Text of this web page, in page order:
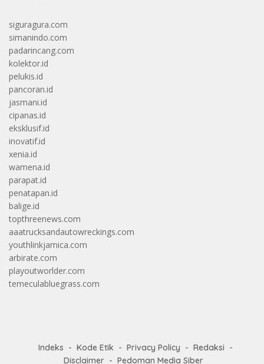
siguragura.com
simanindo.com
padarincang.com
kolektor.id
pelukis.id
pancoran.id
jasmani.id
cipanas.id
eksklusif.id
inovatif.id
xenia.id
wamena.id
parapat.id
penatapan.id
balige.id
topthreenews.com
aaatrucksandautowreckings.com
youthlinkjamica.com
arbirate.com
playoutworlder.com
temeculabluegrass.com
Indeks Kode Etik Privacy Policy
Redaksi
Disclaimer
Pedoman Media Siber